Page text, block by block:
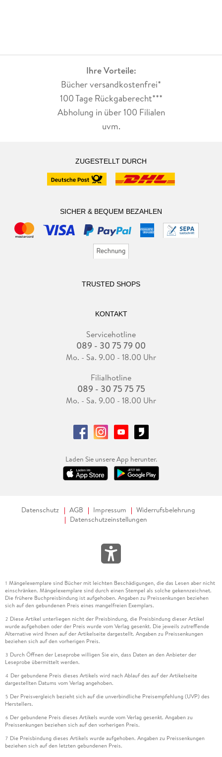
Ihre Vorteile:
Bücher versandkostenfrei*
100 Tage Rückgaberecht***
Abholung in über 100 Filialen
uvm.
ZUGESTELLT DURCH
SICHER & BEQUEM BEZAHLEN
TRUSTED SHOPS
KONTAKT
Servicehotline
089 - 30 75 79 00
Mo. - Sa. 9.00 - 18.00 Uhr
Filialhotline
089 - 30 75 75 75
Mo. - Sa. 9.00 - 18.00 Uhr
Laden Sie unsere App herunter.
Datenschutz AGB Impressum
Widerrufsbelehrung
Datenschutzeinstellungen
1 Mängelexemplare sind Bücher mit leichten Beschädigungen, die das Lesen aber nicht
einschränken. Mängelexemplare sind durch einen Stempel als solche gekennzeichnet.
Die frühere Buchpreisbindung ist aufgehoben. Angaben zu Preissenkungen beziehen
sich auf den gebundenen Preis eines mangelfreien Exemplars.
2 Diese Artikel unterliegen nicht der Preisbindung, die Preisbindung dieser Artikel
wurde aufgehoben oder der Preis wurde vom Verlag gesenkt. Die jeweils zutreffende
Alternative wird Ihnen auf der Artikelseite dargestellt. Angaben zu Preissenkungen
beziehen sich auf den vorherigen Preis.
3 Durch Öffnen der Leseprobe willigen Sie ein, dass Daten an den Anbieter der
Leseprobe übermittelt werden.
4 Der gebundene Preis dieses Artikels wird nach Ablauf des auf der Artikelseite
dargestellten Datums vom Verlag angehoben.
5 Der Preisvergleich bezieht sich auf die unverbindliche Preisempfehlung (UVP) des
Herstellers.
6 Der gebundene Preis dieses Artikels wurde vom Verlag gesenkt. Angaben zu
Preissenkungen beziehen sich auf den vorherigen Preis.
7 Die Preisbindung dieses Artikels wurde aufgehoben. Angaben zu Preissenkungen
beziehen sich auf den letzten gebundenen Preis.